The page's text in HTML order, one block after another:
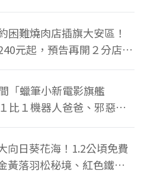
困難燒肉店插旗大安區！
元起，預告再開２分店、
「蠟筆小新電影旗艦
比１機器人爸爸、邪惡正
周邊買翻
向日葵花海！1.2公頃免費
黃落羽松秘境、紅色鐵橋